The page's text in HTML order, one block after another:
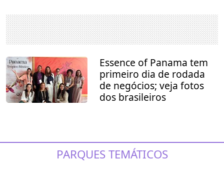
Essence of Panama tem
primeiro dia de rodada
de negócios; veja fotos
dos brasileiros
PARQUES TEMÁTICOS